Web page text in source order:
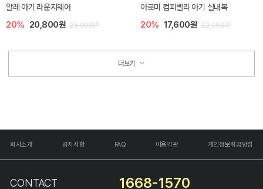
알레 아기 라운지웨어
20% 20,800원 26,000원
아로미 컴피벨리 아기 실내복
20% 17,600원 22,000원
더보기
회사소개 공지사항 FAQ 이용약관 개인정보취급방침
CONTACT 1668-1570